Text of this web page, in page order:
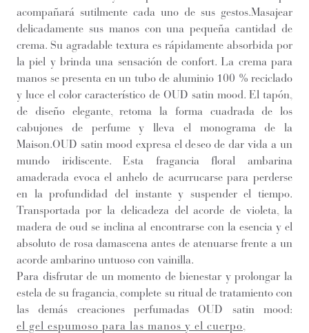
acompañará sutilmente cada uno de sus gestos.Masajear
delicadamente sus manos con una pequeña cantidad de
crema. Su agradable textura es rápidamente absorbida por
la piel y brinda una sensación de confort. La crema para
manos se presenta en un tubo de aluminio 100 % reciclado
y luce el color característico de OUD satin mood. El tapón,
de diseño elegante, retoma la forma cuadrada de los
cabujones de perfume y lleva el monograma de la
Maison.OUD satin mood expresa el deseo de dar vida a un
mundo iridiscente. Esta fragancia floral ambarina
amaderada evoca el anhelo de acurrucarse para perderse
en la profundidad del instante y suspender el tiempo.
Transportada por la delicadeza del acorde de violeta, la
madera de oud se inclina al encontrarse con la esencia y el
absoluto de rosa damascena antes de atenuarse frente a un
acorde ambarino untuoso con vainilla.
Para disfrutar de un momento de bienestar y prolongar la
estela de su fragancia, complete su ritual de tratamiento con
las demás creaciones perfumadas OUD satin mood:
el gel espumoso para las manos y el cuerpo